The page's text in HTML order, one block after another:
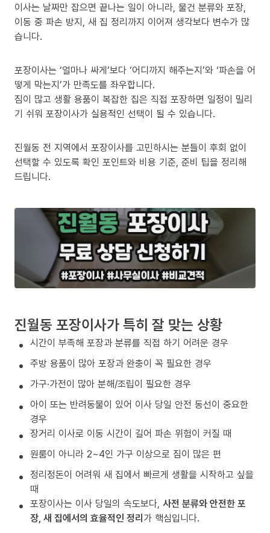
이사는 날짜만 잡으면 끝나는 일이 아니라, 물건 분류와 포장,
이동 중 파손 방지, 새 집 정리까지 이어져 생각보다 변수가 많
습니다.
포장이사는 ‘얼마나 싸게’보다 ‘어디까지 해주는지’와 ‘파손을 어
떻게 막는지’가 만족도를 좌우합니다.
짐이 많고 생활 용품이 복잡한 집은 직접 포장하면 일정이 밀리
기 쉬워 포장이사가 실용적인 선택이 될 수 있습니다.
진월동 전 지역에서 포장이사를 고민하시는 분들이 후회 없이
선택할 수 있도록 확인 포인트와 비용 기준, 준비 팁을 정리해
드립니다.
진월동 포장이사가 특히 잘 맞는 상황
시간이 부족해 포장과 분류를 직접 하기 어려운 경우
주방 용품이 많아 포장과 완충이 꼭 필요한 경우
가구·가전이 많아 분해/조립이 필요한 경우
아이 또는 반려동물이 있어 이사 당일 안전 동선이 중요한
경우
장거리 이사로 이동 시간이 길어 파손 위험이 커질 때
원룸이 아니라 2~4인 가구 이상으로 짐이 많은 편
정리정돈이 어려워 새 집에서 빠르게 생활을 시작하고 싶을
때
포장이사는 이사 당일의 속도보다, 사전 분류와 안전한 포
장, 새 집에서의 효율적인 정리가 핵심입니다.